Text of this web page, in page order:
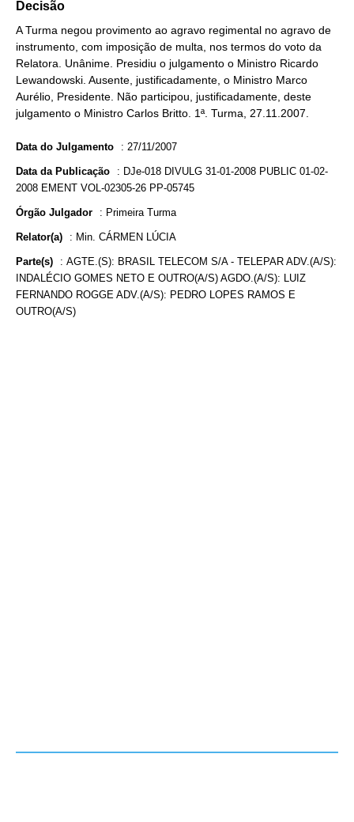
Decisão
A Turma negou provimento ao agravo regimental no agravo de
instrumento, com imposição de multa, nos termos do voto da
Relatora. Unânime. Presidiu o julgamento o Ministro Ricardo
Lewandowski. Ausente, justificadamente, o Ministro Marco
Aurélio, Presidente. Não participou, justificadamente, deste
julgamento o Ministro Carlos Britto. 1ª. Turma, 27.11.2007.
Data do Julgamento : 27/11/2007
Data da Publicação : DJe-018 DIVULG 31-01-2008 PUBLIC 01-02-
2008 EMENT VOL-02305-26 PP-05745
Órgão Julgador : Primeira Turma
Relator(a) : Min. CÁRMEN LÚCIA
Parte(s) : AGTE.(S): BRASIL TELECOM S/A - TELEPAR ADV.(A/S):
INDALÉCIO GOMES NETO E OUTRO(A/S) AGDO.(A/S): LUIZ
FERNANDO ROGGE ADV.(A/S): PEDRO LOPES RAMOS E
OUTRO(A/S)